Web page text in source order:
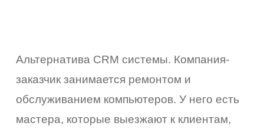
Альтернатива CRM системы. Компания-
заказчик занимается ремонтом и
обслуживанием компьютеров. У него есть
мастера, которые выезжают к клиентам,